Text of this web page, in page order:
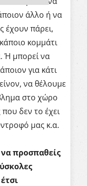
άλλο ή να
έχουν πάρει,
κομμάτι
Ή μπορεί να
για κάτι
να θέλουμε
στο χώρο
δεν το έχει
μας κ.α.
προσπαθείς